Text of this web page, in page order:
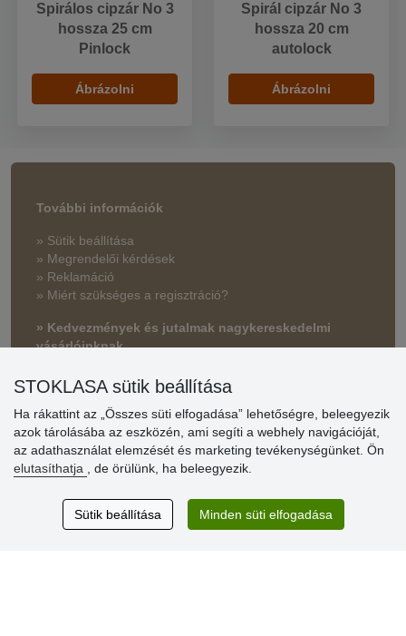
Spirálos cipzár No 3
hossza 25 cm
Pinlock
Ábrázolni
Spirál cipzár No 3
hossza 20 cm
autolock
Ábrázolni
További információk
» Sütik beállítása
» Megrendelői kérdések
» Reklamáció
» Miért szükséges a regisztráció?
» Kedvezmények és jutalmak nagykereskedelmi
vásárlóinknak
» Súgó
Vásárlók
értékelése
Excellent service
Thank you.
STOKLASA sütik beállítása
Ha rákattint az „Összes süti elfogadása” lehetőségre, beleegyezik
azok tárolásába az eszközén, ami segíti a webhely navigációját,
az adathasználat elemzését és marketing tevékenységünket. Ön
elutasíthatja
, de örülünk, ha beleegyezik.
Sütik beállítása Minden süti elfogadása